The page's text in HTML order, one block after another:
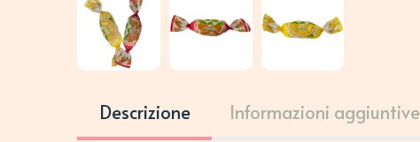
Descrizione Informazioni aggiuntive